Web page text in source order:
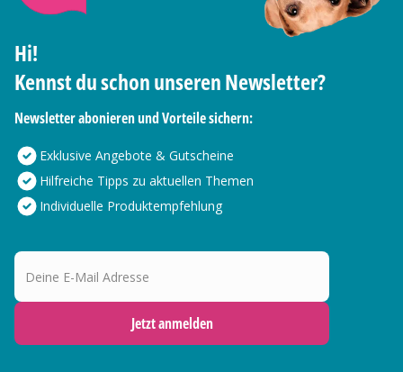
Hi!
Kennst du schon unseren Newsletter?
Newsletter abonieren und Vorteile sichern:
Exklusive Angebote & Gutscheine
Hilfreiche Tipps zu aktuellen Themen
Individuelle Produktempfehlung
Deine E-Mail Adresse
Jetzt anmelden